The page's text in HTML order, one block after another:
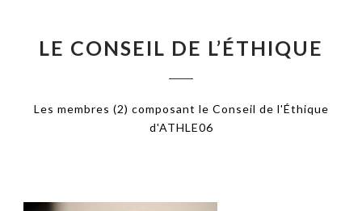
LE CONSEIL DE L’ÉTHIQUE
Les membres (2) composant le Conseil de l'Éthique
d'ATHLE06